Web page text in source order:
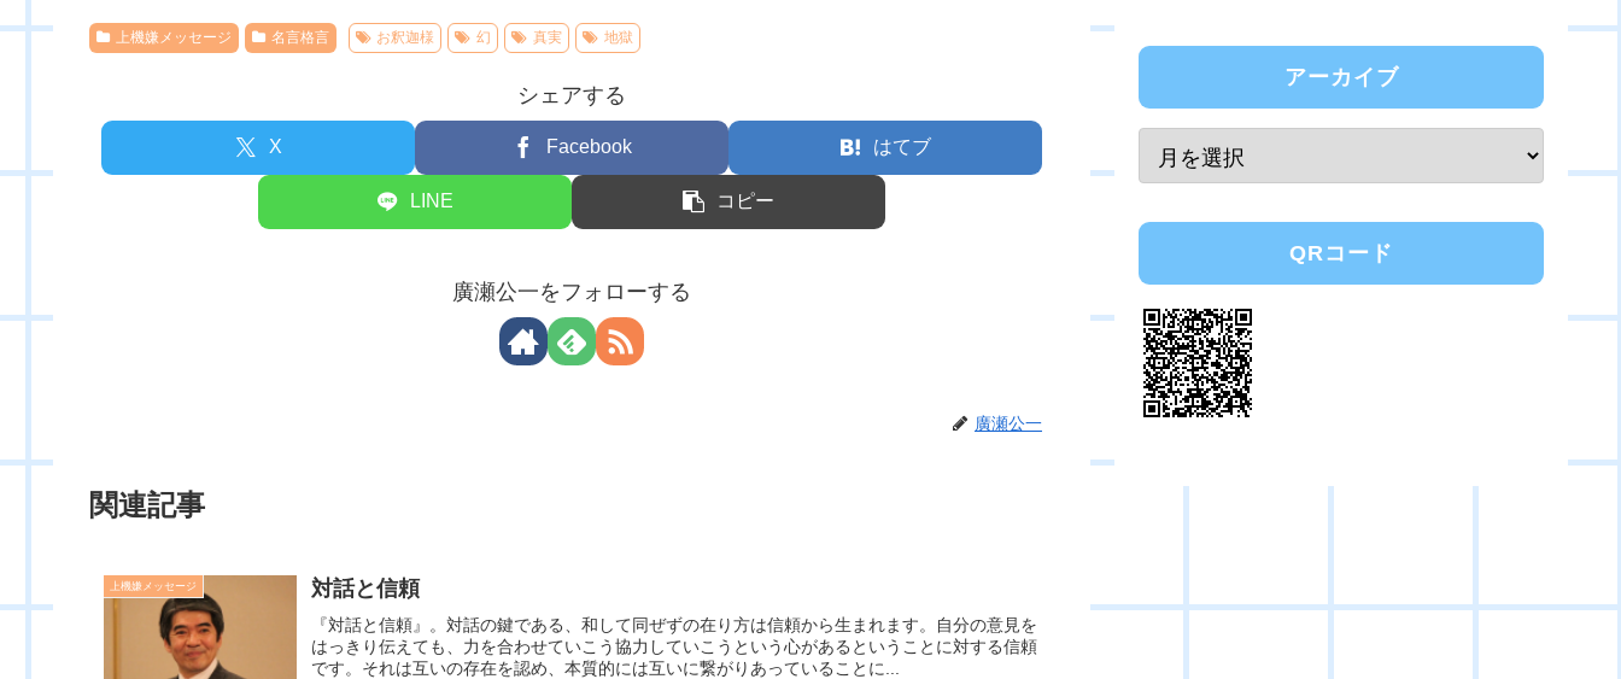
上機嫌メッセージ 名言格言 お釈迦様 幻 真実 地獄
シェアする
X Facebook はてブ
LINE コピー
廣瀬公一をフォローする
廣瀬公一
関連記事
上機嫌メッセージ 対話と信頼
『対話と信頼』。対話の鍵である、和して同ぜずの在り方は信頼から生まれます。自分の意見を
はっきり伝えても、力を合わせていこう協力していこうという心があるということに対する信頼
です。それは互いの存在を認め、本質的には互いに繋がりあっていることに...
アーカイブ
QRコード